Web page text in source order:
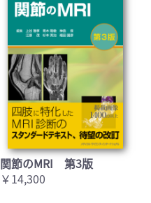
関節のMRI 第3版
￥14,300